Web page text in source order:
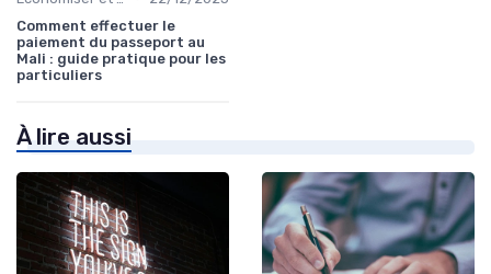
Comment effectuer le
paiement du passeport au
Mali : guide pratique pour les
particuliers
À lire aussi